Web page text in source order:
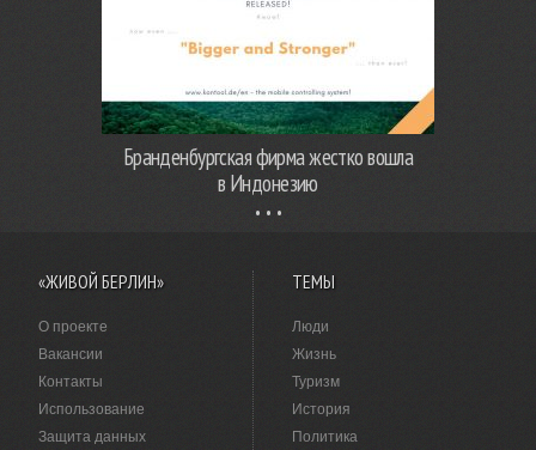
Бранденбургская фирма жестко вошла
в Индонезию
«ЖИВОЙ БЕРЛИН»
О проекте
Вакансии
Контакты
Использование
Защита данных
ТЕМЫ
Люди
Жизнь
Туризм
История
Политика